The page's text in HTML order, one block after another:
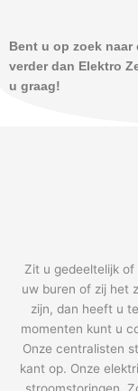
Bent u op zoek
verder dan Elektro
u graag!
Zit u gedeeltelijk
uw buren of zij het
zijn, dan heeft u
momenten kunt u
Onze centralisten
kant op. Onze
stroomstoringen.